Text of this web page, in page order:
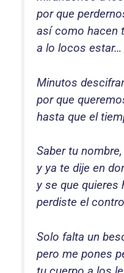
por que
así como hacen
a lo locos estar…
Minutos
por que
hasta que el
Saber tu
y ya te dije en
y se que quieres
perdiste el
Solo falta un
pero me pones